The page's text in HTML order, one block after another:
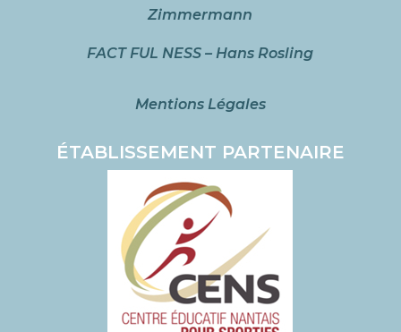
Zimmermann
FACT FUL NESS – Hans Rosling
Mentions Légales
ÉTABLISSEMENT PARTENAIRE